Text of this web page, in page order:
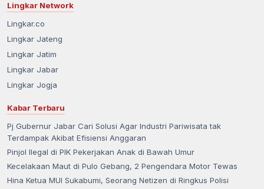
Lingkar Network
Lingkar.co
Lingkar Jateng
Lingkar Jatim
Lingkar Jabar
Lingkar Jogja
Kabar Terbaru
Pj Gubernur Jabar Cari Solusi Agar Industri Pariwisata tak
Terdampak Akibat Efisiensi Anggaran
Pinjol Ilegal di PIK Pekerjakan Anak di Bawah Umur
Kecelakaan Maut di Pulo Gebang, 2 Pengendara Motor Tewas
Hina Ketua MUI Sukabumi, Seorang Netizen di Ringkus Polisi